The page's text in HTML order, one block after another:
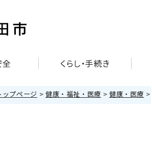
全 くらし・手続き
ップページ > 健康・福祉・医療 > 健康・医療